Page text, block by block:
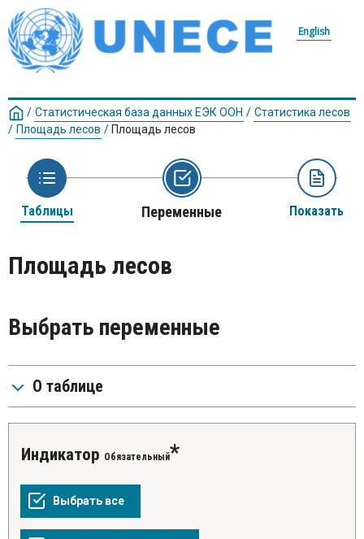
English
/ Статистическая база данных ЕЭК ООН / Статистика лесов
/ Площадь лесов / Площадь лесов
Таблицы Переменные Показать
Площадь лесов
Выбрать переменные
О таблице
Индикатор Обязательный